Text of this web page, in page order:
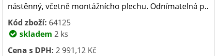
nástěnný, včetně montážnícho plechu. Odnímatelná p..
Kód zboží: 64125
skladem 2 ks
Cena s DPH: 2 991,12 Kč